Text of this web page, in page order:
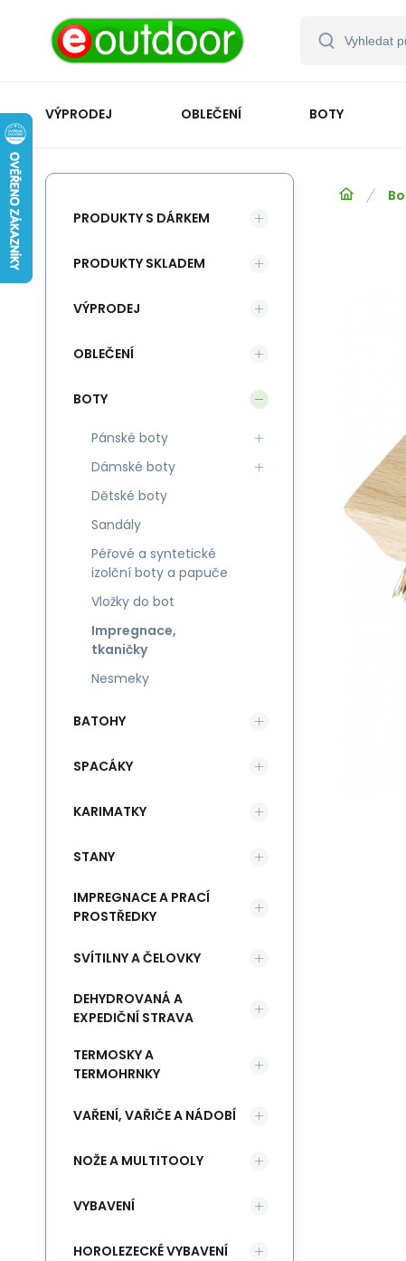
VÝPRODEJ OBLEČENÍ BOTY
PRODUKTY S DÁRKEM
PRODUKTY SKLADEM
VÝPRODEJ
OBLEČENÍ
BOTY
Pánské boty
Dámské boty
Dětské boty
Sandály
Péřové a syntetické
izolční boty a papuče
Vložky do bot
Impregnace,
tkaničky
Nesmeky
BATOHY
SPACÁKY
KARIMATKY
STANY
IMPREGNACE A PRACÍ
PROSTŘEDKY
SVÍTILNY A ČELOVKY
DEHYDROVANÁ A
EXPEDIČNÍ STRAVA
TERMOSKY A
TERMOHRNKY
VAŘENÍ, VAŘIČE A NÁDOBÍ
NOŽE A MULTITOOLY
VYBAVENÍ
HOROLEZECKÉ VYBAVENÍ